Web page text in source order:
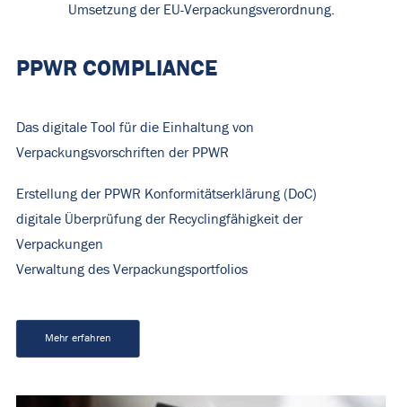
Umsetzung der EU-Verpackungsverordnung.
PPWR COMPLIANCE
Das digitale Tool für die Einhaltung von
Verpackungsvorschriften der PPWR
Erstellung der PPWR Konformitätserklärung (DoC)
digitale Überprüfung der Recyclingfähigkeit der
Verpackungen
Verwaltung des Verpackungsportfolios
Mehr erfahren